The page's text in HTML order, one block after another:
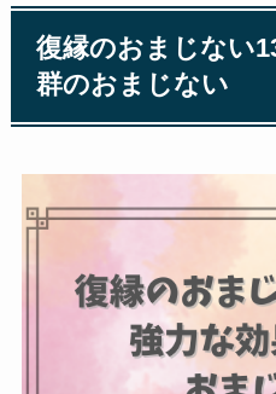
復縁のおまじない
群のおまじない